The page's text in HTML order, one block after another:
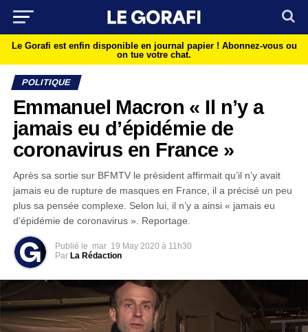
Le Gorafi est enfin disponible en journal papier ! Abonnez-vous ou
on tue votre chat.
POLITIQUE
Emmanuel Macron « Il n’y a
jamais eu d’épidémie de
coronavirus en France »
Après sa sortie sur BFMTV le président affirmait qu’il n’y avait
jamais eu de rupture de masques en France, il a précisé un peu
plus sa pensée complexe. Selon lui, il n’y a ainsi « jamais eu
d’épidémie de coronavirus ». Reportage.
Publié le mar 19 May 2020 à 11h30
Par La Rédaction